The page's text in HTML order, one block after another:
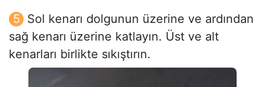
Sol kenarı dolgunun üzerine ve ardından
sağ kenarı üzerine katlayın. Üst ve alt
kenarları birlikte sıkıştırın.